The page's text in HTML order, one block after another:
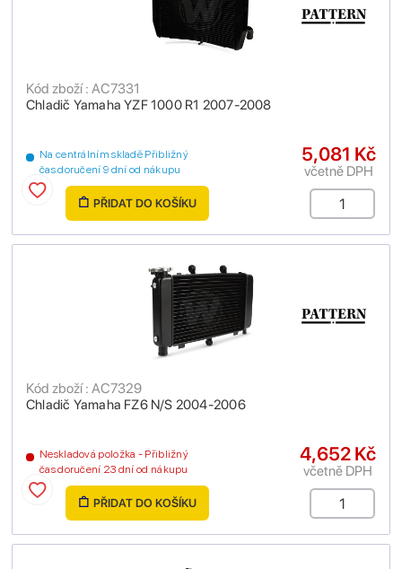
Chladič Yamaha YZF 1000 R1 2007-2008
Kód zboží : AC7331
Na centrálním skladě Přibližný
čas doručení 9 dní od nákupu
5,081 Kč
včetně DPH
PŘIDAT DO KOŠÍKU
Chladič Yamaha FZ6 N/S 2004-2006
Kód zboží : AC7329
Neskladová položka - Přibližný
čas doručení 23 dní od nákupu
4,652 Kč
včetně DPH
PŘIDAT DO KOŠÍKU